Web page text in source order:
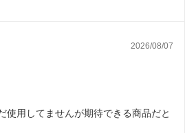
2026/08/07
使用してませんが期待できる商品だと